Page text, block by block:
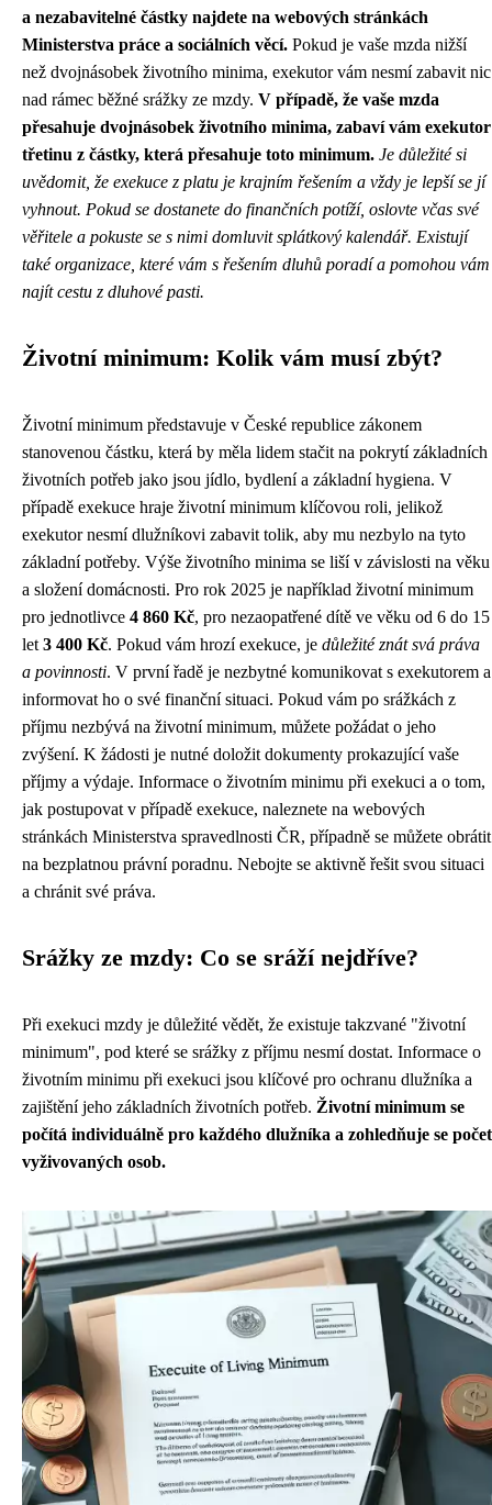
a nezabavitelné částky najdete na webových stránkách
Ministerstva práce a sociálních věcí. Pokud je vaše mzda nižší
než dvojnásobek životního minima, exekutor vám nesmí zabavit nic
nad rámec běžné srážky ze mzdy. V případě, že vaše mzda
přesahuje dvojnásobek životního minima, zabaví vám exekutor
třetinu z částky, která přesahuje toto minimum. Je důležité si
uvědomit, že exekuce z platu je krajním řešením a vždy je lepší se jí
vyhnout. Pokud se dostanete do finančních potíží, oslovte včas své
věřitele a pokuste se s nimi domluvit splátkový kalendář. Existují
také organizace, které vám s řešením dluhů poradí a pomohou vám
najít cestu z dluhové pasti.
Životní minimum: Kolik vám musí zbýt?
Životní minimum představuje v České republice zákonem
stanovenou částku, která by měla lidem stačit na pokrytí základních
životních potřeb jako jsou jídlo, bydlení a základní hygiena. V
případě exekuce hraje životní minimum klíčovou roli, jelikož
exekutor nesmí dlužníkovi zabavit tolik, aby mu nezbylo na tyto
základní potřeby. Výše životního minima se liší v závislosti na věku
a složení domácnosti. Pro rok 2025 je například životní minimum
pro jednotlivce 4 860 Kč, pro nezaopatřené dítě ve věku od 6 do 15
let 3 400 Kč. Pokud vám hrozí exekuce, je důležité znát svá práva
a povinnosti. V první řadě je nezbytné komunikovat s exekutorem a
informovat ho o své finanční situaci. Pokud vám po srážkách z
příjmu nezbývá na životní minimum, můžete požádat o jeho
zvýšení. K žádosti je nutné doložit dokumenty prokazující vaše
příjmy a výdaje. Informace o životním minimu při exekuci a o tom,
jak postupovat v případě exekuce, naleznete na webových
stránkách Ministerstva spravedlnosti ČR, případně se můžete obrátit
na bezplatnou právní poradnu. Nebojte se aktivně řešit svou situaci
a chránit své práva.
Srážky ze mzdy: Co se sráží nejdříve?
Při exekuci mzdy je důležité vědět, že existuje takzvané "životní
minimum", pod které se srážky z příjmu nesmí dostat. Informace o
životním minimu při exekuci jsou klíčové pro ochranu dlužníka a
zajištění jeho základních životních potřeb. Životní minimum se
počítá individuálně pro každého dlužníka a zohledňuje se počet
vyživovaných osob.